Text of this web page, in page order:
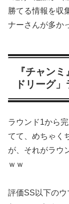
勝てる情報を収
ナーさんが多か
『チャン
ドリーグ
ラウンド1から
てて、めちゃく
が、それがラウ
ｗｗ
評価SS以下の